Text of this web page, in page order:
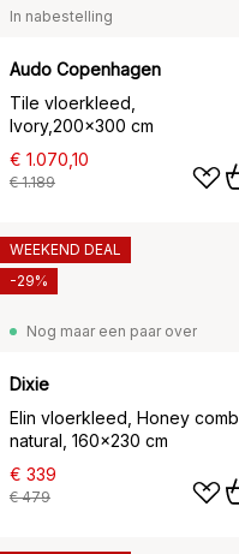
In nabestelling
Audo Copenhagen
Tile vloerkleed,
Ivory,200×300 cm
€ 1.070,10
€ 1.189
Nog maar een paar over
Dixie
Elin vloerkleed, Honey comb
natural, 160x230 cm
€ 339
€ 479
WEEKEND DEAL
-29%